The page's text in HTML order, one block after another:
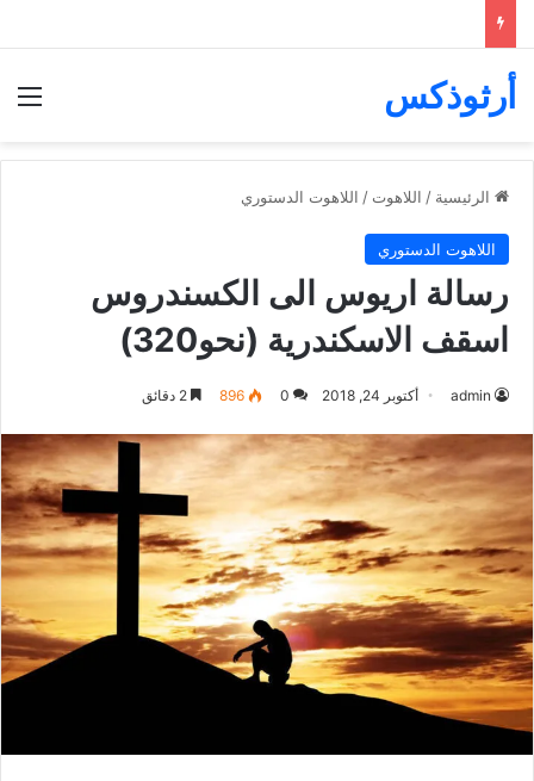
أرثوذكس
الرئيسية / اللاهوت / اللاهوت الدستوري
اللاهوت الدستوري
رسالة اريوس الى الكسندروس
اسقف الاسكندرية (نحو320)
admin أكتوبر 24, 2018 0
896